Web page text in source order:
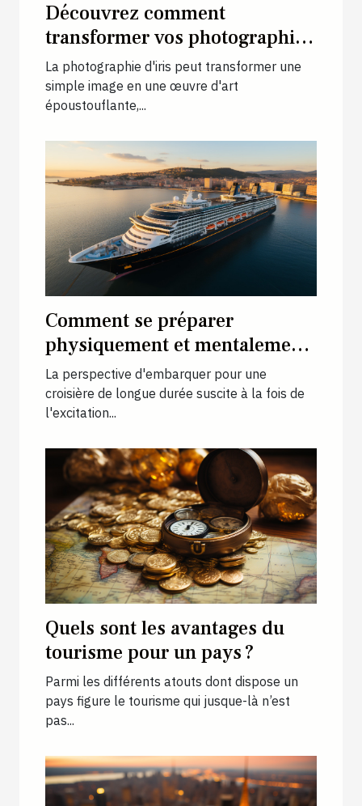
Découvrez comment
transformer vos photographies
d'iris en décoration intérieure
unique
La photographie d'iris peut transformer une
simple image en une œuvre d'art
époustouflante,...
Comment se préparer
physiquement et mentalement
pour une croisière longue
durée
La perspective d'embarquer pour une
croisière de longue durée suscite à la fois de
l'excitation...
Quels sont les avantages du
tourisme pour un pays ?
Parmi les différents atouts dont dispose un
pays figure le tourisme qui jusque-là n’est
pas...